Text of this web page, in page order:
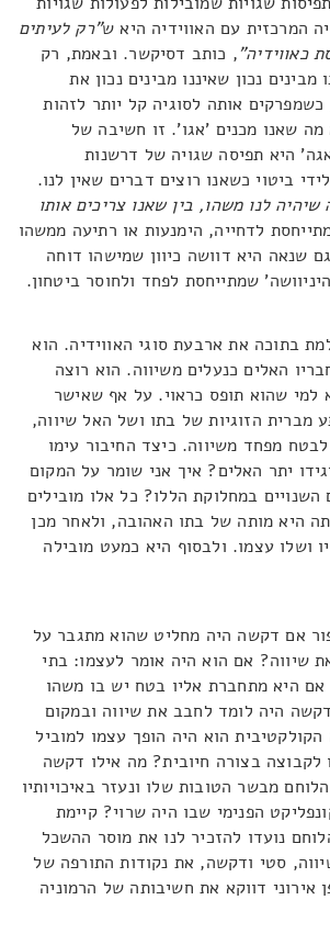
המרכזית עם האווידיה היא ש"רק לעיתים
כאווידיה", כותב דסיקשר. ובאמת, רק
מבינים נכון שאיננו מבינים נכון את
אותה לסוגיה קל יותר לזהות
שאנו מכנים 'אגו'. זו חשיבה של
היא תפיסה שגויה של דרשנות
ביטוי כשאנו רוצים דברים שאין לנו.
לנו משהו, בין שאנו צריכים אותו
לדחייה, הימנעות או רתיעה ממשהו
שנאה היא דוושה כיוון שמישהו דוחה
שמתייחסת לפחד ולחוסר ביטחון.
בתוכה את ארבעת סוגי האווידיה. הוא
האלים כנעלים משיווה. הוא רוצה
למי שהוא תופס כראוי. על אף שאישר
מברית הזוגיות של בתו ושל האל שיווה,
מפחד משיווה. כיצד החיבור עימו
יתר האלים? איך אני שומר על המקום
השנויים במחלוקת הללו? כל אלו מובילים
היא מותה של בתו האהובה, ולאחר מכן
ושלו עצמו. ולבסוף היא כמעט מובילה
אם דקשה היה מחליט שהוא מתגבר על
שיווה? אם הוא היה אומר לעצמו: בתי
היא מתחברת אליו בטח יש בו משהו
היה לומד לחבב את שיווה ובמקום
הוא היה הופך עצמו למוביל
לקבוצה בצורה חיובית? מה אילו דקשה
מבשר הטובות שלו ונעזר באיכויותיו
הפנימי שבו היה שרוי? קיימת
נועדו להזכיר לנו את מוסר ההשכל
סטי ודקשה, את נקודות התורפה של
אירוני דווקא את חשיבותה של הרמוניה